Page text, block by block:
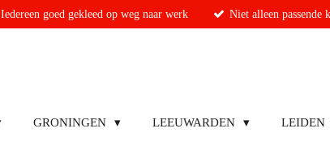
Iedereen goed gekleed op weg naar werk Niet alleen passende
GRONINGEN LEEUWARDEN LEIDEN